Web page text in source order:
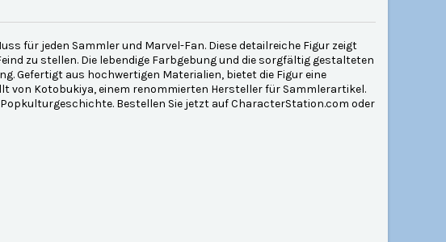
für jeden Sammler und Marvel-Fan. Diese detailreiche Figur zeigt
zu stellen. Die lebendige Farbgebung und die sorgfältig gestalteten
Gefertigt aus hochwertigen Materialien, bietet die Figur eine
von Kotobukiya, einem renommierten Hersteller für Sammlerartikel.
Bestellen Sie jetzt auf CharacterStation.com oder